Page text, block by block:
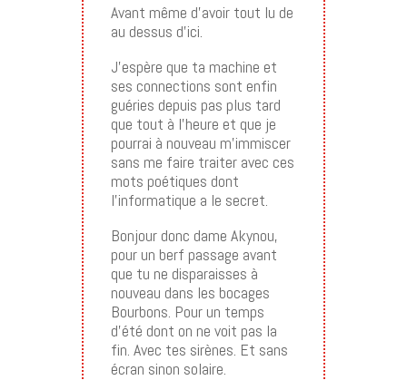
Avant même d’avoir tout lu de
au dessus d’ici.
J’espère que ta machine et
ses connections sont enfin
guéries depuis pas plus tard
que tout à l’heure et que je
pourrai à nouveau m’immiscer
sans me faire traiter avec ces
mots poétiques dont
l’informatique a le secret.
Bonjour donc dame Akynou,
pour un berf passage avant
que tu ne disparaisses à
nouveau dans les bocages
Bourbons. Pour un temps
d’été dont on ne voit pas la
fin. Avec tes sirènes. Et sans
écran sinon solaire.